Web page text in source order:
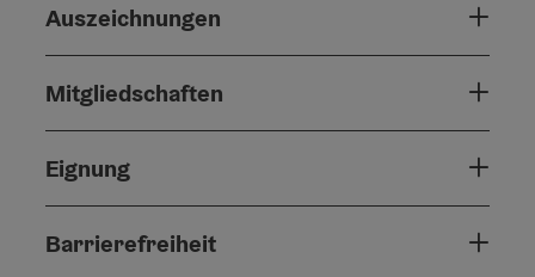
Auszeichnungen
Mitgliedschaften
Eignung
Barrierefreiheit